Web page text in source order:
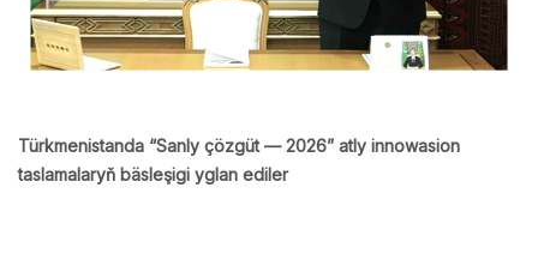
Türkmenistanda “Sanly çözgüt — 2026” atly innowasion
taslamalaryň bäsleşigi yglan ediler